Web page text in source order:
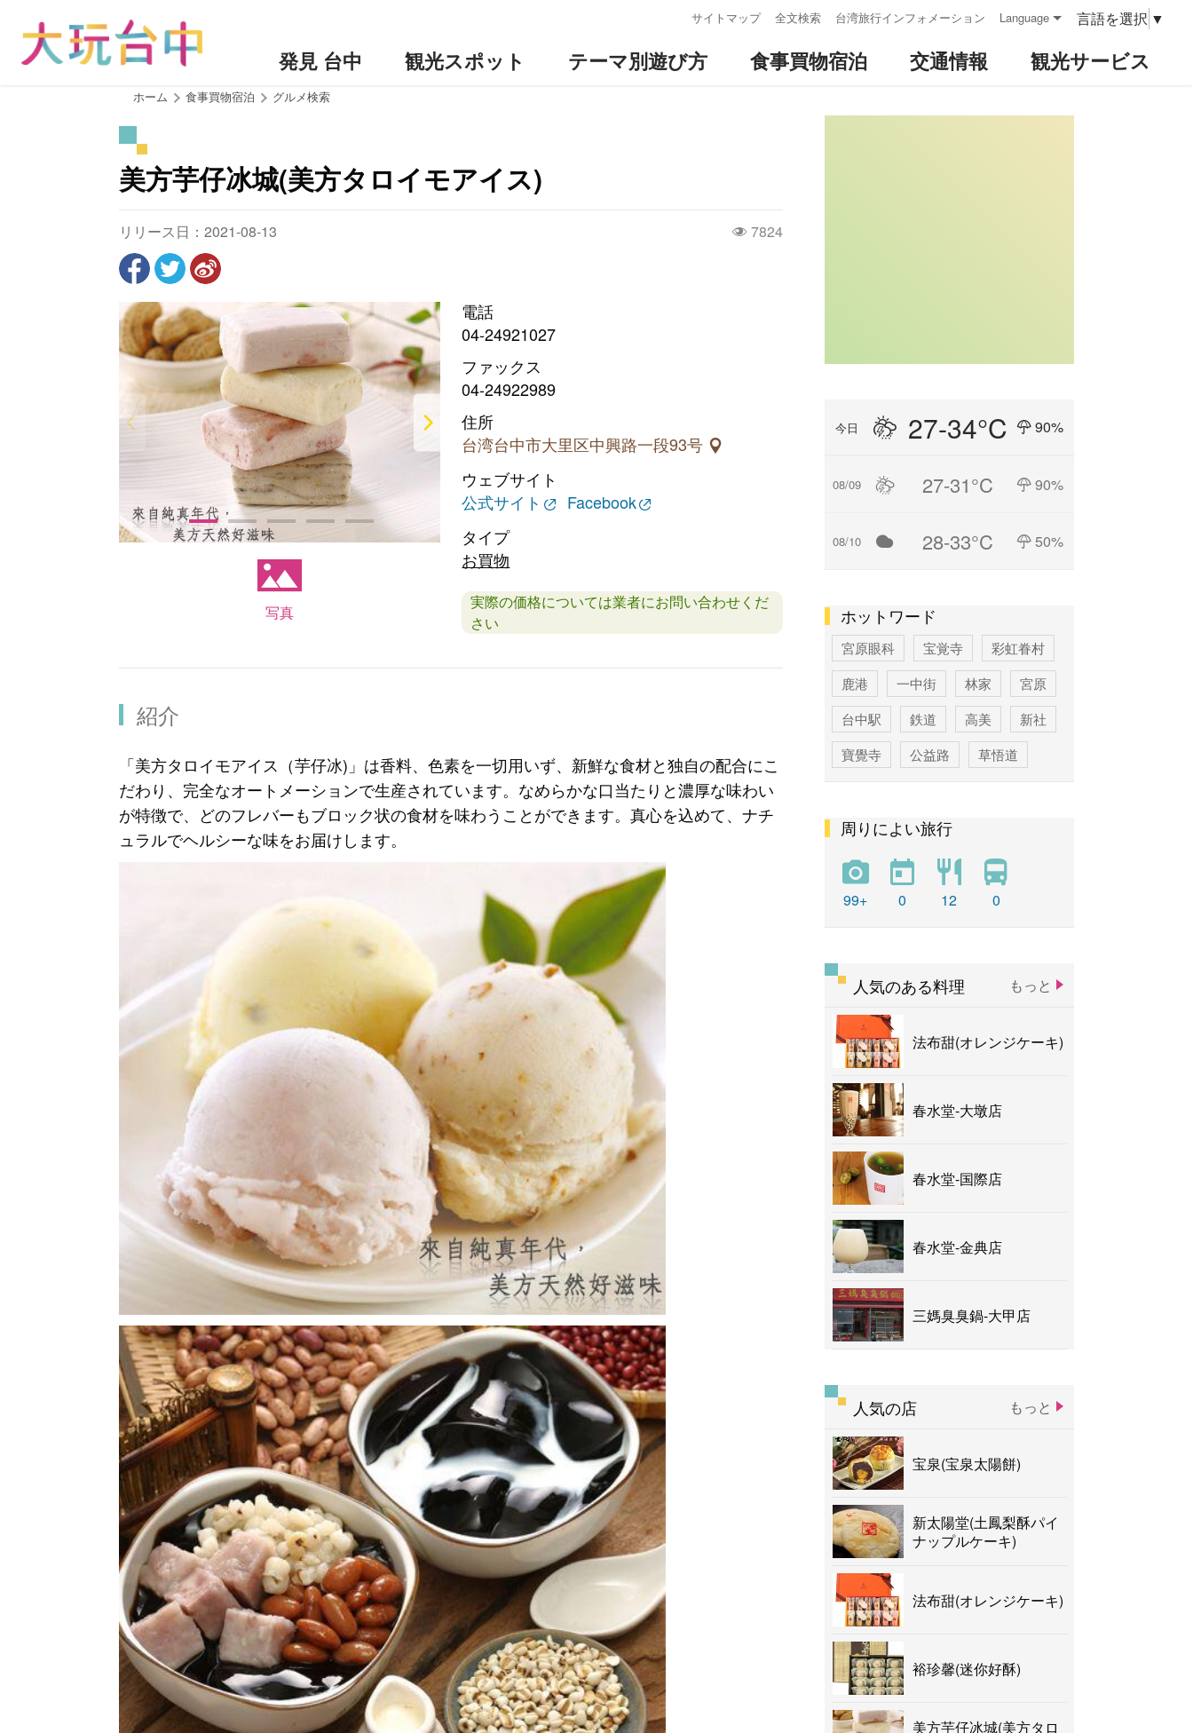
サイトマップ 全文検索 台湾旅行インフォメーション Language 言語を選択 ▼
発見 台中 観光スポット テーマ別遊び方 食事買物宿泊 交通情報 観光サービス
ホーム 食事買物宿泊 グルメ検索
美方芋仔冰城(美方タロイモアイス)
リリース日：2021-08-13 7824
写真
電話
04-24921027
ファックス
04-24922989
住所
台湾台中市大里区中興路一段93号
ウェブサイト
公式サイト
Facebook
タイプ
お買物
実際の価格については業者にお問い合わせくだ
さい
紹介
「美方タロイモアイス（芋仔冰)」は香料、色素を一切用いず、新鮮な食材と独自の配合にこ
だわり、完全なオートメーションで生産されています。なめらかな口当たりと濃厚な味わい
が特徴で、どのフレバーもブロック状の食材を味わうことができます。真心を込めて、ナチ
ュラルでヘルシーな味をお届けします。
今日 27-34°C 90%
08/09 27-31°C 90%
08/10 28-33°C 50%
ホットワード
宮原眼科 宝覚寺
彩虹眷村
鹿港
一中街 林家
宮原
台中駅
鉄道 高美
新社
寶覺寺
公益路
草悟道
彩虹
新社花海
周りによい旅行
99+ 0 12 0
人気のある料理 もっと
法布甜(オレンジケーキ)
春水堂-大墩店
春水堂-国際店
春水堂-金典店
三媽臭臭鍋-大甲店
人気の店 もっと
宝泉(宝泉太陽餅)
新太陽堂(土鳳梨酥パイ
ナップルケーキ)
法布甜(オレンジケーキ)
裕珍馨(迷你好酥)
美方芋仔冰城(美方タロ